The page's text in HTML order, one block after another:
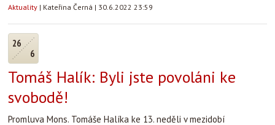
Aktuality | Kateřina Černá | 30.6.2022 23:59
26
6
Tomáš Halík: Byli jste povoláni ke
svobodě!
Promluva Mons. Tomáše Halíka ke 13. neděli v mezidobí